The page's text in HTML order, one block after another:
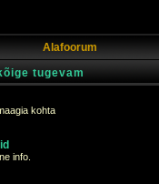
Alafoorum
tugevam
kohta
info.